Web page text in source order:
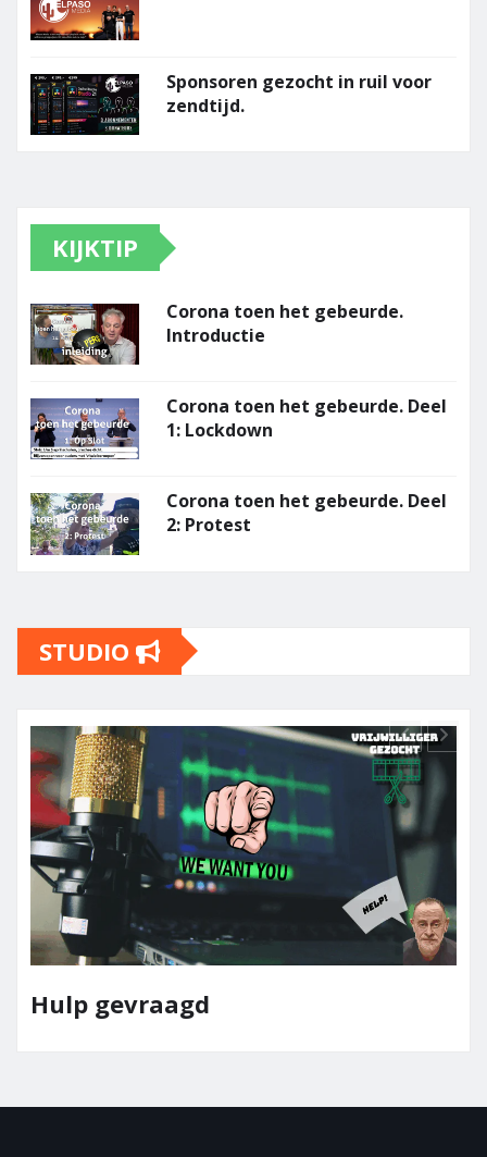
Sponsoren gezocht in ruil voor
zendtijd.
KIJKTIP
Corona toen het gebeurde.
Introductie
Corona toen het gebeurde. Deel
1: Lockdown
Corona toen het gebeurde. Deel
2: Protest
STUDIO
Team Elpaso Media